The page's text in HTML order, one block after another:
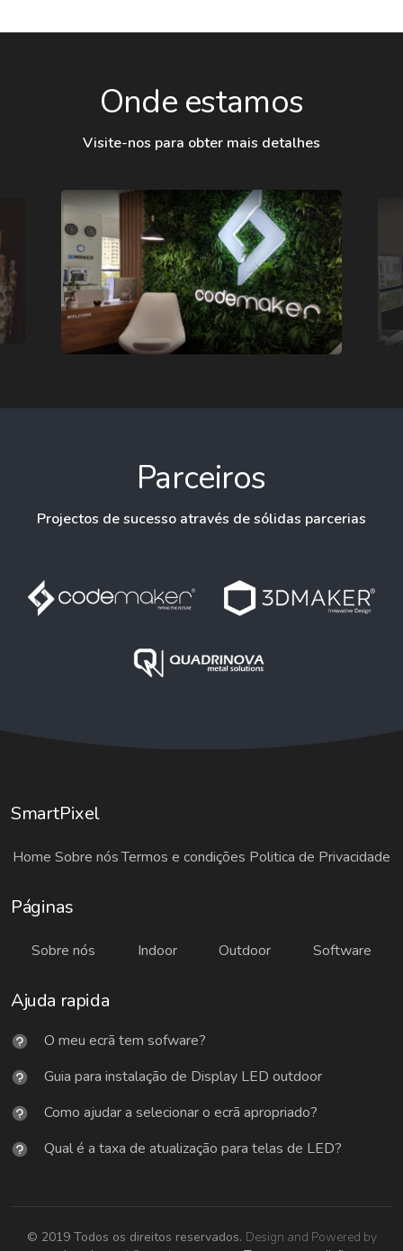
Onde estamos
Visite-nos para obter mais detalhes
Parceiros
Projectos de sucesso através de sólidas parcerias
SmartPixel
Home Sobre nósTermos e condições Politica de Privacidade
Páginas
Sobre nós Indoor Outdoor Software
Ajuda rapida
O meu ecrã tem sofware?
Guia para instalação de Display LED outdoor
Como ajudar a selecionar o ecrã apropriado?
Qual é a taxa de atualização para telas de LED?
© 2019 Todos os direitos reservados. Design and Powered by